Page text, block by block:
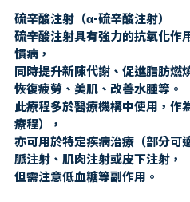
硫辛酸注射（α-硫辛酸注射）
硫辛酸注射具有強力的抗氧化作
慣病，
同時提升新陳代謝、促進脂肪燃
恢復疲勞、美肌、改善水腫等。
此療程多於醫療機構中使用，作
療程），
亦可用於特定疾病治療（部分可
脈注射、肌肉注射或皮下注射，
但需注意低血糖等副作用。